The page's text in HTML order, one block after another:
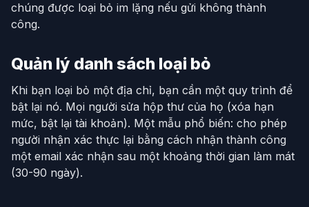
chúng được loại bỏ im lặng nếu gửi không thành
công.
Quản lý danh sách loại bỏ
Khi bạn loại bỏ một địa chỉ, bạn cần một quy trình để
bật lại nó. Mọi người sửa hộp thư của họ (xóa hạn
mức, bật lại tài khoản). Một mẫu phổ biến: cho phép
người nhận xác thực lại bằng cách nhận thành công
một email xác nhận sau một khoảng thời gian làm mát
(30-90 ngày).